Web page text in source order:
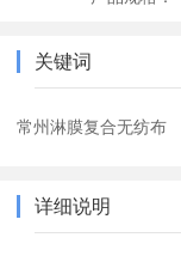
关键词
常州淋膜复合无纺布
详细说明